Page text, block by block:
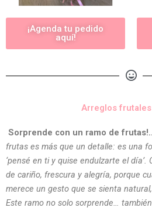
¡Agenda tu pedido
aquí!
Arreglos
Sorprende con un ramo de
frutas es más que un detalle: es una
‘pensé en ti y quise endulzarte el
de cariño, frescura y alegría, porque
merece un gesto que se sienta
Este ramo no solo sorprende…